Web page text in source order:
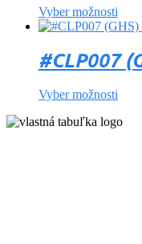
Vyber možnosti
#CLP007
Vyber možnosti